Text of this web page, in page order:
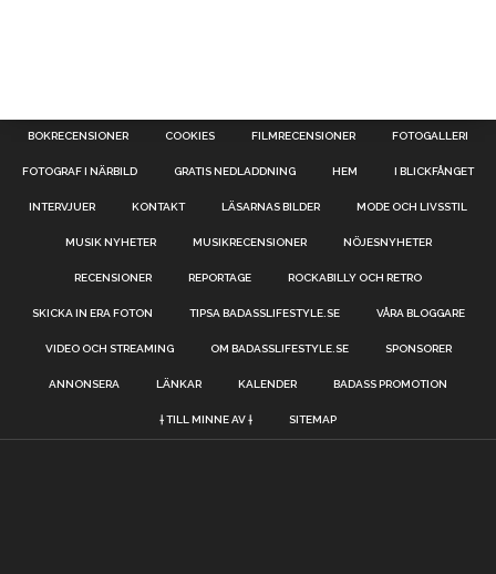
BOKRECENSIONER COOKIES FILMRECENSIONER FOTOGALLERI
FOTOGRAF I NÄRBILD GRATIS NEDLADDNING HEM I BLICKFÅNGET
INTERVJUER KONTAKT LÄSARNAS BILDER MODE OCH LIVSSTIL
MUSIK NYHETER MUSIKRECENSIONER NÖJESNYHETER
RECENSIONER REPORTAGE ROCKABILLY OCH RETRO
SKICKA IN ERA FOTON TIPSA BADASSLIFESTYLE.SE VÅRA BLOGGARE
VIDEO OCH STREAMING OM BADASSLIFESTYLE.SE SPONSORER
ANNONSERA LÄNKAR KALENDER BADASS PROMOTION
† TILL MINNE AV † SITEMAP